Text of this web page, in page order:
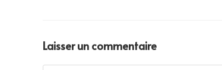
Laisser un commentaire